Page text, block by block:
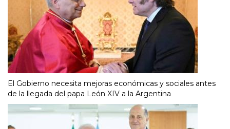
El Gobierno necesita mejoras económicas y sociales antes
de la llegada del papa León XIV a la Argentina